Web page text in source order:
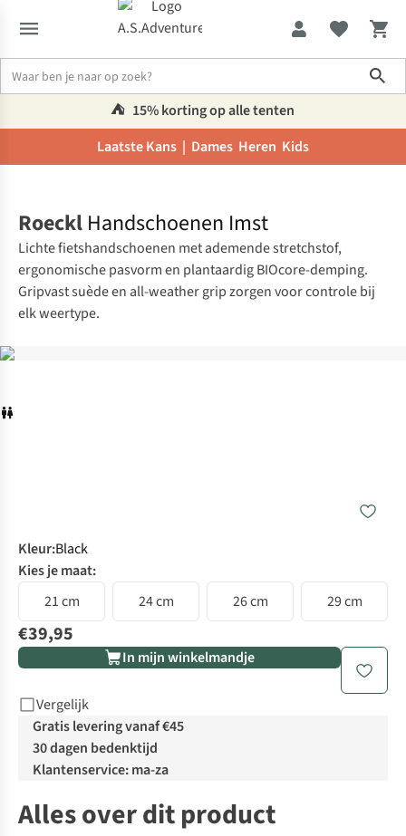
⛺️ 15% korting op alle tenten
Laatste Kans | Dames Heren Kids
Roeckl Handschoenen Imst
Lichte fietshandschoenen met ademende stretchstof,
ergonomische pasvorm en plantaardig BIOcore-demping.
Gripvast suède en all-weather grip zorgen voor controle bij
elk weertype.
Kleur:Black
Kies je maat:
21 cm
24 cm 26 cm 29 cm
€39,95
In mijn winkelmandje
Vergelijk
Gratis levering vanaf €45
30 dagen bedenktijd
Klantenservice: ma-za
Alles over dit product